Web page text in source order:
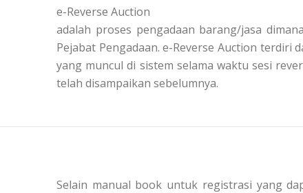
e-Reverse Auction
adalah proses pengadaan barang/jasa
Pejabat Pengadaan. e-Reverse Auction terdiri
yang muncul di sistem selama waktu sesi
telah disampaikan sebelumnya.
Selain manual book untuk registrasi yang